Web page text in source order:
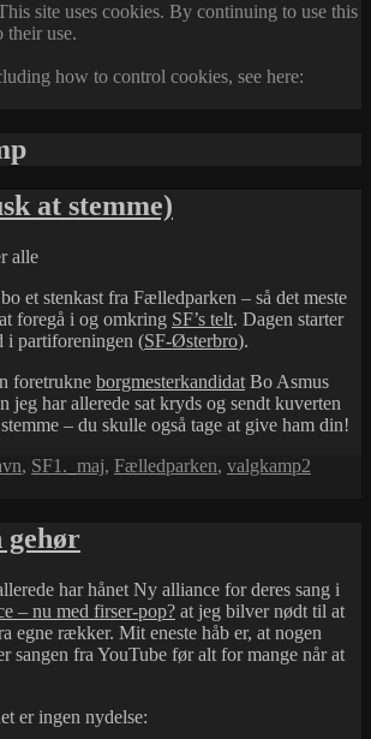
site uses cookies. By continuing to use this
their use.
how to control cookies, see here:
at stemme)
alle
et stenkast fra Fælledparken – så det meste
foregå i og omkring SF’s telt. Dagen starter
i partiforeningen (SF-Østerbro).
foretrukne borgmesterkandidat Bo Asmus
jeg har allerede sat kryds og sendt kuverten
– du skulle også tage at give ham din!
, SFTags
1._maj, Fælledparken, valgkamp2
gehør
har hånet Ny alliance for deres sang i
– nu med firser-pop? at jeg bilver nødt til at
egne rækker. Mit eneste håb er, at nogen
sangen fra YouTube før alt for mange når at
er ingen nydelse: